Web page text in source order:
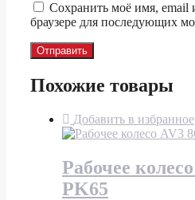
Сохранить моё имя, email
браузере для последующих
Похожие товары
Добавить в избранное
Рабочее
PK65